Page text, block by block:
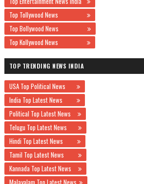
Top Tollywood News
Top Bollywood News
Top Kollywood News
TOP TRENDING NEWS INDIA
USA Top Political News
India Top Latest News
Political Top Latest News
Telugu Top Latest News
Hindi Top Latest News
Tamil Top Latest News
Kannada Top Latest News
Malayalam Top Latest News